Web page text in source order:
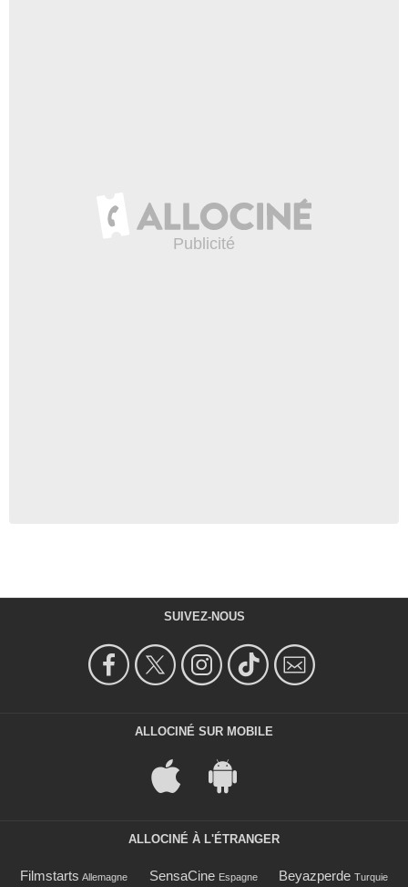
SUIVEZ-NOUS
ALLOCINÉ SUR MOBILE
ALLOCINÉ À L'ÉTRANGER
Filmstarts Allemagne SensaCine Espagne Beyazperde Turquie